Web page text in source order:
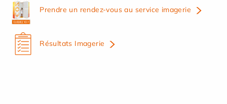
Prendre un rendez-vous au service imagerie
Résultats Imagerie